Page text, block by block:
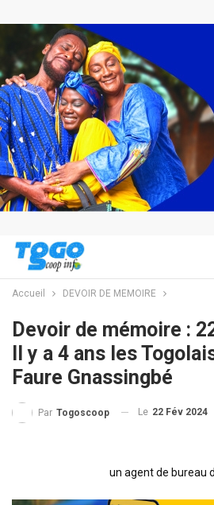
Accueil DEVOIR DE MEMOIRE
Devoir de mémoire :
Il y a 4 ans les
Faure Gnassingbé
Par Togoscoop Le 22 Fév 2024
un agent de bureau